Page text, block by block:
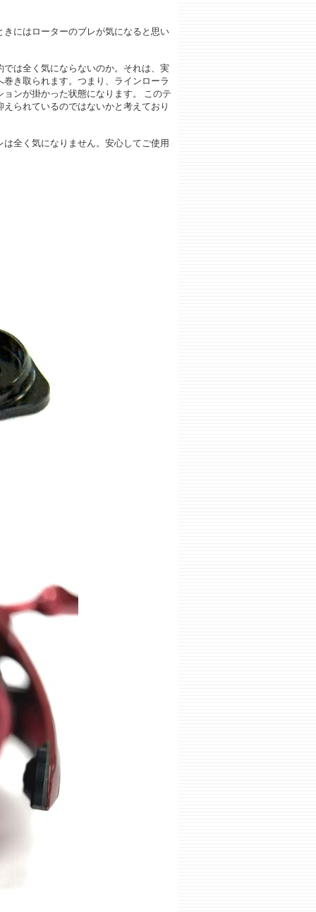
にはローターのブレが気になると思い
は全く気にならないのか。それは、実
き取られます。つまり、ラインローラ
ンが掛かった状態になります。 このテ
られているのではないかと考えており
全く気になりません。安心してご使用